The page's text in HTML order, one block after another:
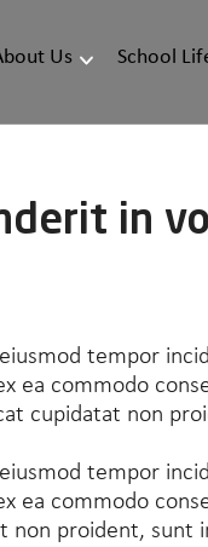
Us School
in
tempor
ea commodo
cupidatat non
tempor
ea commodo
proident,